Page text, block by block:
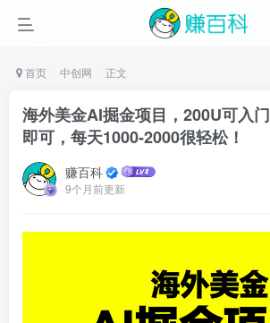
首页 中创网 正文
海外美金AI掘金项目，200U可入
即可，每天1000-2000很轻松！
赚百科
9个月前更新